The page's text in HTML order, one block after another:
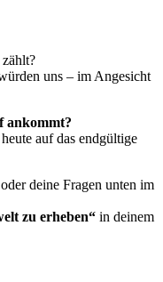
uns – im Angesicht
ankommt?
auf das endgültige
deine Fragen unten im
zu erheben“ in deinem